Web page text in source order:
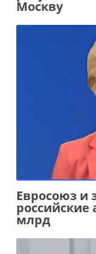
Москву
Евросоюз и
российские
млрд